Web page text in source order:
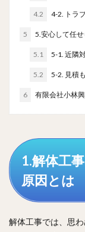
4.2 4-2. トラ
5 5.安心して任
5.1 5-1. 近隣
5.2 5-2. 見積
6 有限会社小林
1.解体工
原因とは
解体工事では、思